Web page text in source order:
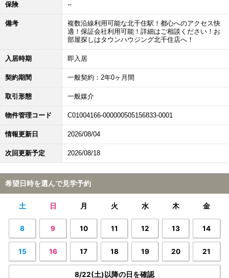
保険 --
備考
複数沿線利用可能な北千住駅！都心へのアクセス快
適！保証会社利用可能！詳細はご相談ください！お
部屋探しはタウンハウジング北千住店へ！
入居時期 即入居
契約期間 一般契約：2年0ヶ月間
取引形態 一般媒介
物件管理コード C01004166-000000505156833-0001
情報更新日 2026/08/04
次回更新予定 2026/08/18
希望日時を選んで見学予約
土 日 月 火 水 木 金
8 9 10 11 12 13 14
15 16 17 18 19 20 21
8/22(土)以降の日を確認